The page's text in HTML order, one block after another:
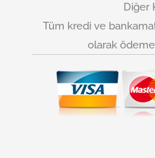
Diğer
Tüm kredi ve
olarak